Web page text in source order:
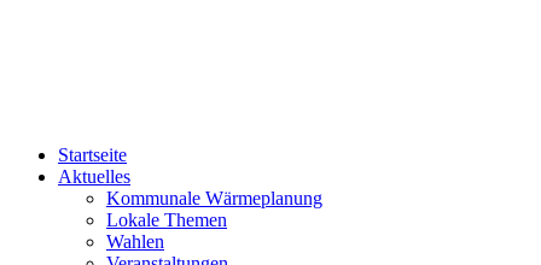
Startseite
Aktuelles
Kommunale Wärmeplanung
Lokale Themen
Wahlen